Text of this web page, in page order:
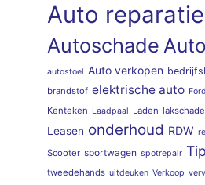
Auto reparatie
Autoschade
autostoel Auto verkopen
brandstof elektrische auto Ford
Kenteken Laadpaal Laden lakschade
Leasen onderhoud RDW
Scooter sportwagen spotrepair
tweedehands uitdeuken Verkoop